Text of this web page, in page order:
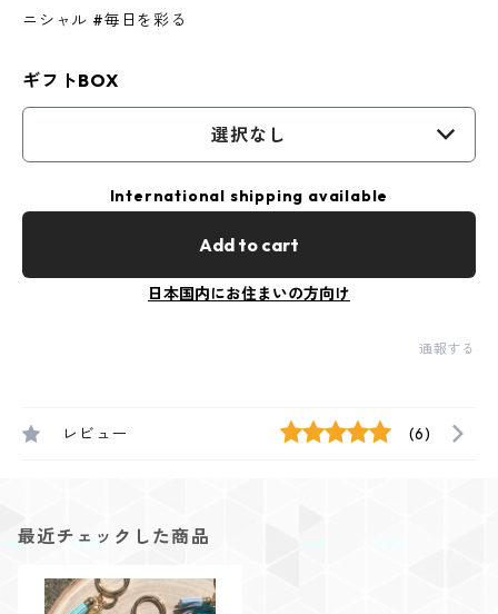
ニシャル #毎日を彩る
ギフトBOX
選択なし
International shipping available
Add to cart
日本国内にお住まいの方向け
通報する
レビュー (6)
最近チェックした商品